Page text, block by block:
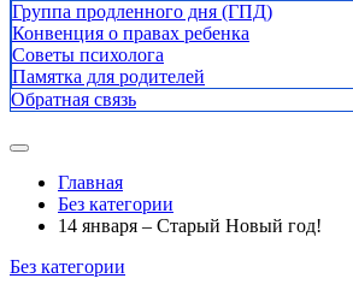
Группа продленного дня (ГПД)
Конвенция о правах ребенка
Советы психолога
Памятка для родителей
Обратная связь
Главная
Без категории
14 января – Старый Новый год!
Без категории